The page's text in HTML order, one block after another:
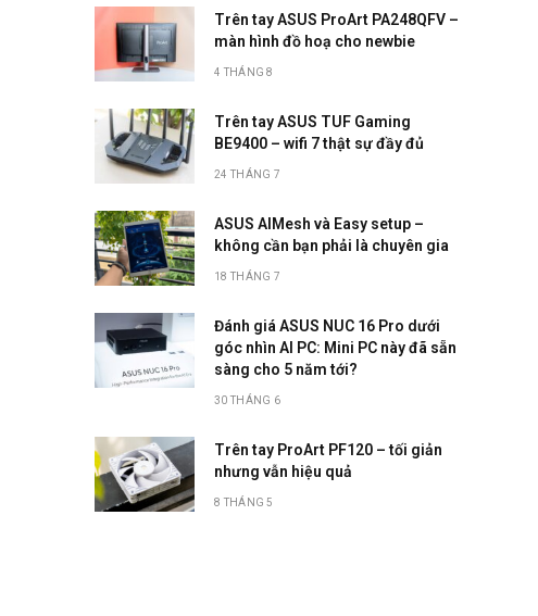
Trên tay ASUS ProArt PA248QFV –
màn hình đồ hoạ cho newbie
4 THÁNG 8
Trên tay ASUS TUF Gaming
BE9400 – wifi 7 thật sự đầy đủ
24 THÁNG 7
ASUS AIMesh và Easy setup –
không cần bạn phải là chuyên gia
18 THÁNG 7
Đánh giá ASUS NUC 16 Pro dưới
góc nhìn AI PC: Mini PC này đã sẵn
sàng cho 5 năm tới?
30 THÁNG 6
Trên tay ProArt PF120 – tối giản
nhưng vẫn hiệu quả
8 THÁNG 5